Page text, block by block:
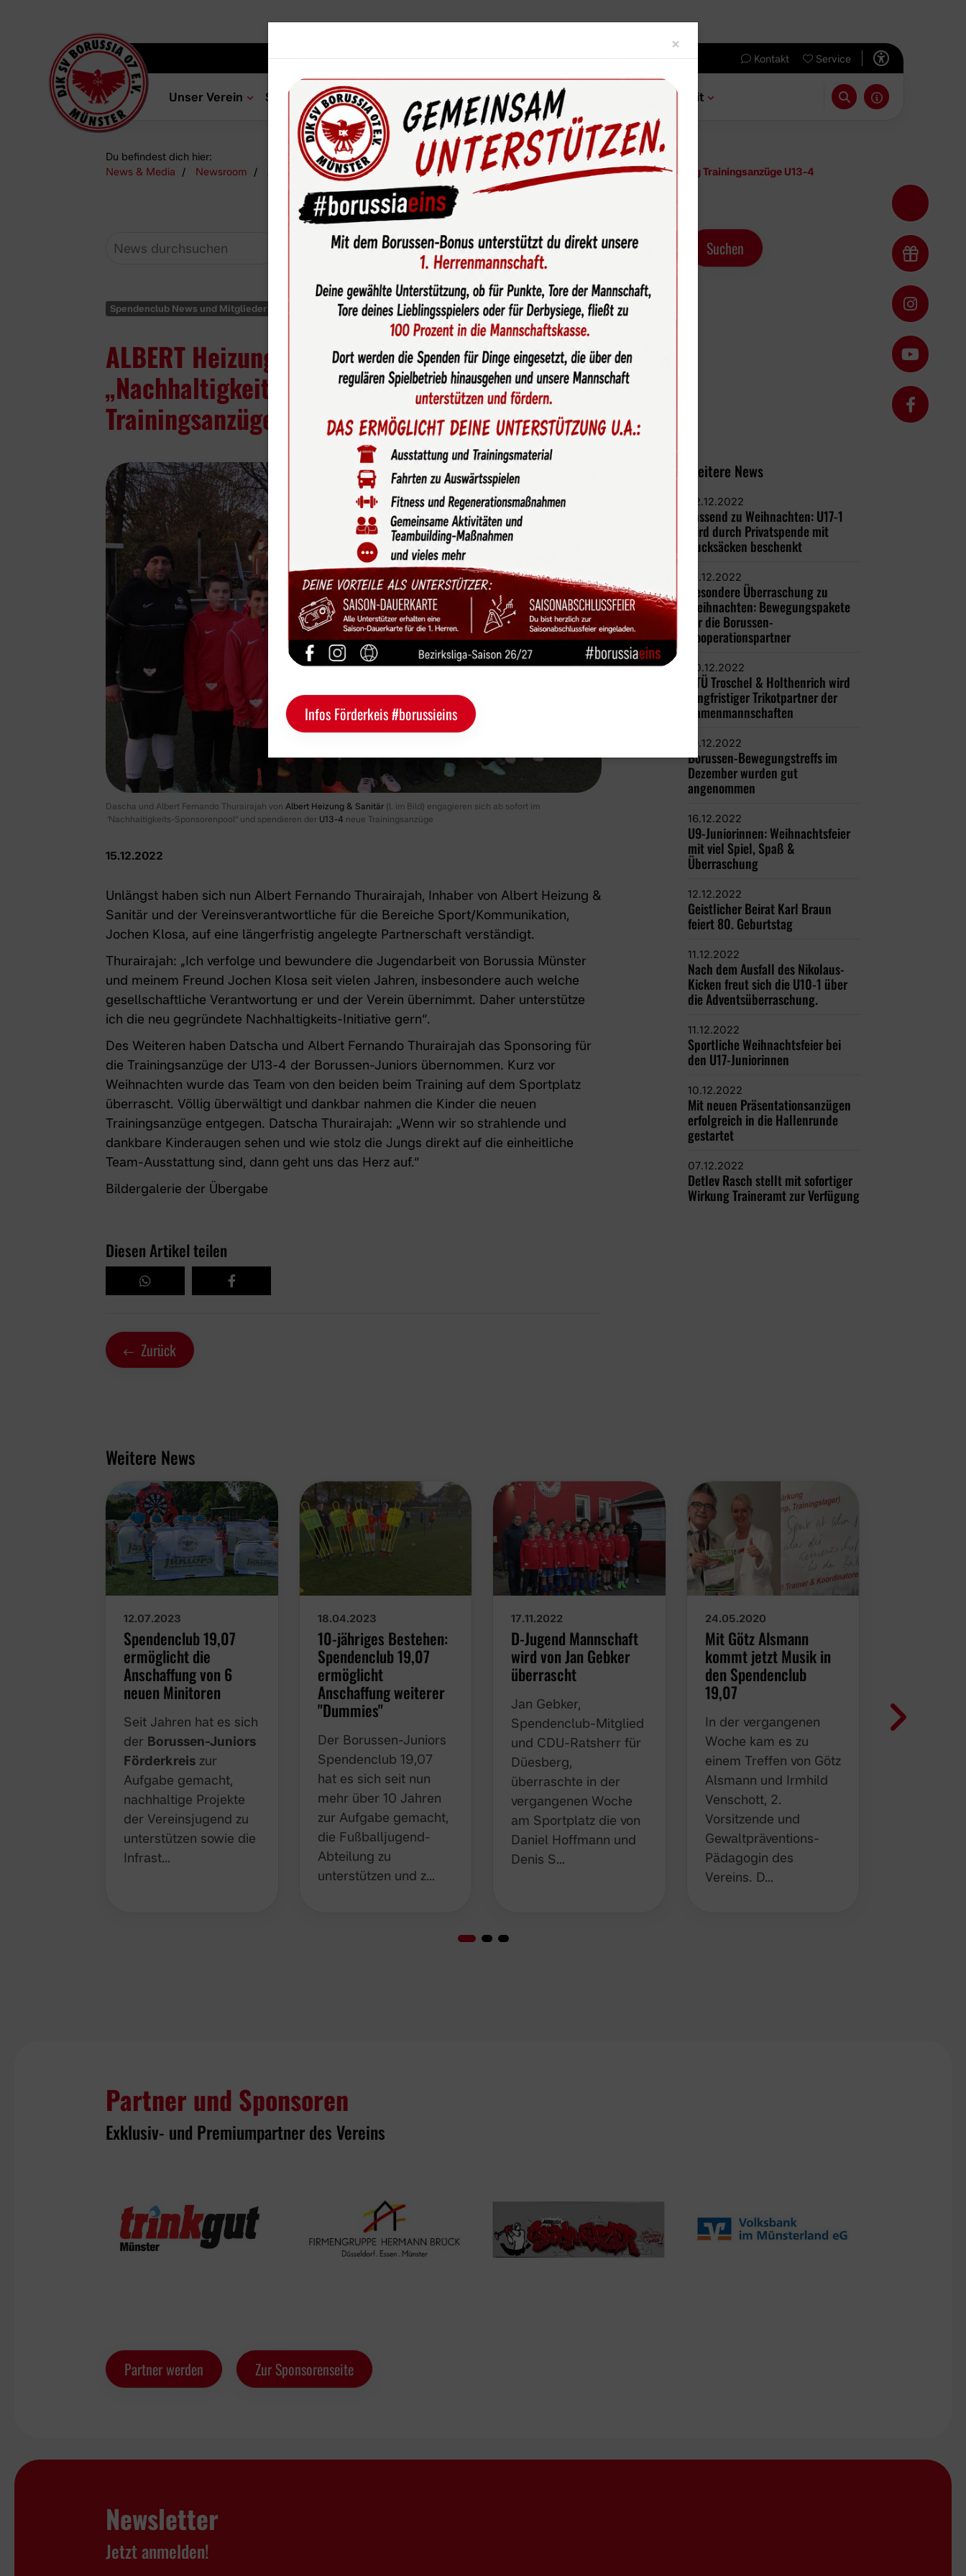
Kontakt Service
Unser Verein Sportangebot News & Media Service Sponsoren Fun & Freizeit
Du befindest dich hier:
News & Media
Newsroom ALBERT Heizung & Sanitär wird Partner im „Nachhaltigkeits-Sponsorenpool“ /Sponsoring Trainingsanzüge U13-4
Spendenclub News und Mitglieder
ALBERT Heizung & Sanitär wird Partner im
„Nachhaltigkeits-Sponsorenpool“ /Sponsoring
Trainingsanzüge U13-4
Dascha und Albert Fernando Thurairajah von Albert Heizung & Sanitär (l. im Bild) engagieren sich ab sofort im
"Nachhaltigkeits-Sponsorenpool" und spendieren der U13-4 neue Trainingsanzüge
15.12.2022
Unlängst haben sich nun Albert Fernando Thurairajah, Inhaber von Albert Heizung &
Sanitär und der Vereinsverantwortliche für die Bereiche Sport/Kommunikation,
Jochen Klosa, auf eine längerfristig angelegte Partnerschaft verständigt.
Thurairajah: „Ich verfolge und bewundere die Jugendarbeit von Borussia Münster
und meinem Freund Jochen Klosa seit vielen Jahren, insbesondere auch welche
gesellschaftliche Verantwortung er und der Verein übernimmt. Daher unterstütze
ich die neu gegründete Nachhaltigkeits-Initiative gern“.
Des Weiteren haben Datscha und Albert Fernando Thurairajah das Sponsoring für
die Trainingsanzüge der U13-4 der Borussen-Juniors übernommen. Kurz vor
Weihnachten wurde das Team von den beiden beim Training auf dem Sportplatz
überrascht. Völlig überwältigt und dankbar nahmen die Kinder die neuen
Trainingsanzüge entgegen. Datscha Thurairajah: „Wenn wir so strahlende und
dankbare Kinderaugen sehen und wie stolz die Jungs direkt auf die einheitliche
Team-Ausstattung sind, dann geht uns das Herz auf.“
Bildergalerie der Übergabe
Diesen Artikel teilen
Zurück
Weitere News
22.12.2022
Passend zu Weihnachten: U17-1
wird durch Privatspende mit
Rucksäcken beschenkt
21.12.2022
Besondere Überraschung zu
Weihnachten: Bewegungspakete
für die Borussen-
Kooperationspartner
20.12.2022
GTÜ Troschel & Holthenrich wird
langfristiger Trikotpartner der
Damenmannschaften
19.12.2022
Borussen-Bewegungstreffs im
Dezember wurden gut
angenommen
16.12.2022
U9-Juniorinnen: Weihnachtsfeier
mit viel Spiel, Spaß &
Überraschung
12.12.2022
Geistlicher Beirat Karl Braun
feiert 80. Geburtstag
11.12.2022
Nach dem Ausfall des Nikolaus-
Kicken freut sich die U10-1 über
die Adventsüberraschung.
11.12.2022
Sportliche Weihnachtsfeier bei
den U17-Juniorinnen
10.12.2022
Mit neuen Präsentationsanzügen
erfolgreich in die Hallenrunde
gestartet
07.12.2022
Detlev Rasch stellt mit sofortiger
Wirkung Traineramt zur Verfügung
Weitere News
12.07.2023
Spendenclub 19,07
ermöglicht die
Anschaffung von 6
neuen Minitoren
Seit Jahren hat es sich
der Borussen-Juniors
Förderkreis zur
Aufgabe gemacht,
nachhaltige Projekte
der Vereinsjugend zu
unterstützen sowie die
Infrast…
18.04.2023
10-jähriges Bestehen:
Spendenclub 19,07
ermöglicht
Anschaffung weiterer
"Dummies"
Der Borussen-Juniors
Spendenclub 19,07
hat es sich seit nun
mehr über 10 Jahren
zur Aufgabe gemacht,
die Fußballjugend-
Abteilung zu
unterstützen und z…
17.11.2022
D-Jugend Mannschaft
wird von Jan Gebker
überrascht
Jan Gebker,
Spendenclub-Mitglied
und CDU-Ratsherr für
Düesberg, überraschte
in der vergangenen
Woche am Sportplatz
die von Daniel
Hoffmann und Denis
S…
24.05.2020
Mit Götz Alsmann
kommt jetzt Musik in
den Spendenclub
19,07
In der vergangenen
Woche kam es zu
einem Treffen von Götz
Alsmann und Irmhild
Venschott, 2.
Vorsitzende und
Gewaltpräventions-
Pädagogin des
Vereins. D…
Borussen-
Partner und Sponsoren
Exklusiv- und Premiumpartner des Vereins
Partner werden Zur Sponsorenseite
Newsletter
Jetzt anmelden!
× Close
Infos Förderkeis #borussieins